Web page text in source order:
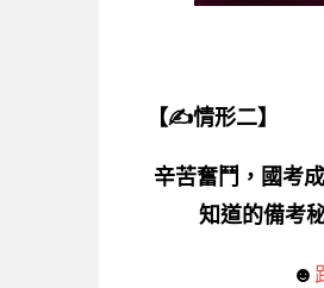
【✍情形二】
辛苦奮鬥，國考
知道的備考
☻